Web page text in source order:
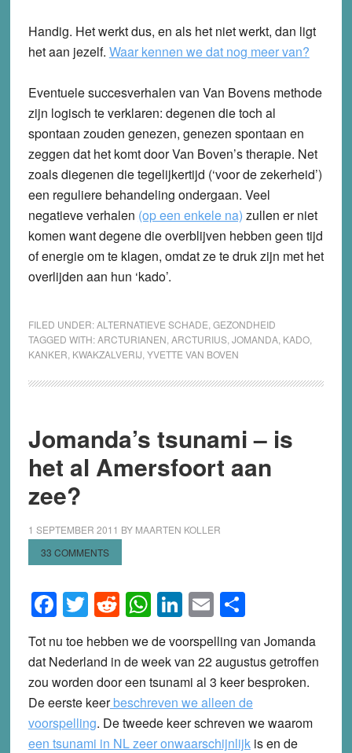
Handig. Het werkt dus, en als het niet werkt, dan ligt
het aan jezelf. Waar kennen we dat nog meer van?
Eventuele succesverhalen van Van Bovens methode
zijn logisch te verklaren: degenen die toch al
spontaan zouden genezen, genezen spontaan en
zeggen dat het komt door Van Boven’s therapie. Net
zoals diegenen die tegelijkertijd (‘voor de zekerheid’)
een reguliere behandeling ondergaan. Veel
negatieve verhalen (op een enkele na) zullen er niet
komen want degene die overblijven hebben geen tijd
of energie om te klagen, omdat ze te druk zijn met het
overlijden aan hun ‘kado’.
FILED UNDER:ALTERNATIEVE SCHADE GEZONDHEID
TAGGED WITH:ARCTURIANEN ARCTURIUS, JOMANDA, KADO,
KANKER KWAKZALVERIJ YVETTE VAN BOVEN
Jomanda’s tsunami – is
het al Amersfoort aan
zee?
1 SEPTEMBER 2011 BY MAARTEN KOLLER
33 COMMENTS
Facebook
Twitter
Reddit
WhatsApp
LinkedIn
EmailShare
Tot nu toe hebben we de voorspelling van Jomanda
dat Nederland in de week van 22 augustus getroffen
zou worden door een tsunami al 3 keer besproken.
De eerste keerbeschreven we alleen de
voorspelling. De tweede keer schreven we waarom
een tsunami in NL zeer onwaarschijnlijkis en de